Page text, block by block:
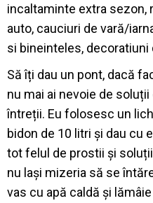
incaltaminte extra sezon,
auto, cauciuri de vară/
si bineinteles, decoratiuni
Să îți dau un pont, dacă
nu mai ai nevoie de
întreții. Eu folosesc un
bidon de 10 litri și dau cu
tot felul de prostii și
nu lași mizeria să se
vas cu apă caldă și